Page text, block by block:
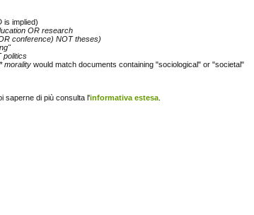
is implied)
OR research
conference) NOT theses)
politics
morality would match documents containing "sociological" or "societal"
saperne di più consulta l'informativa estesa